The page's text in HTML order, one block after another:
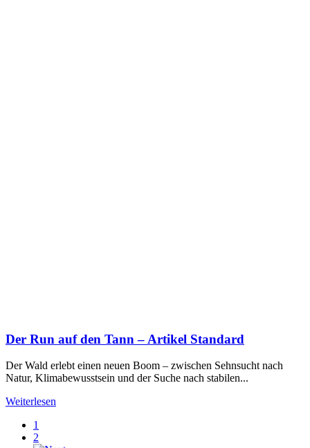
Der Run auf den Tann – Artikel Standard
Der Wald erlebt einen neuen Boom – zwischen Sehnsucht nach
Natur, Klimabewusstsein und der Suche nach stabilen...
Weiterlesen
1
2